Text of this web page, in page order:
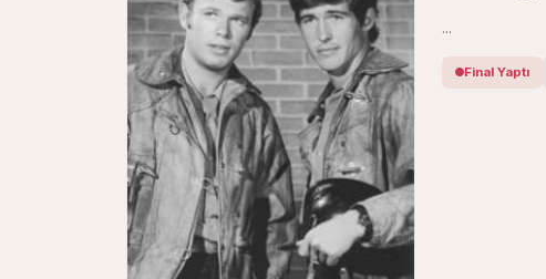
...
Final Yaptı